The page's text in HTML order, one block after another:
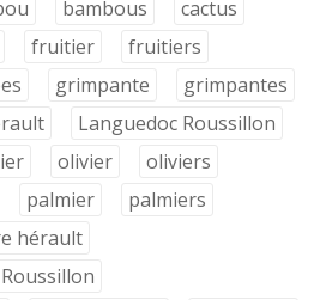
bambous
cactus
fruitier
fruitiers
grimpante
grimpantes
Languedoc Roussillon
olivier
oliviers
palmier
palmiers
hérault